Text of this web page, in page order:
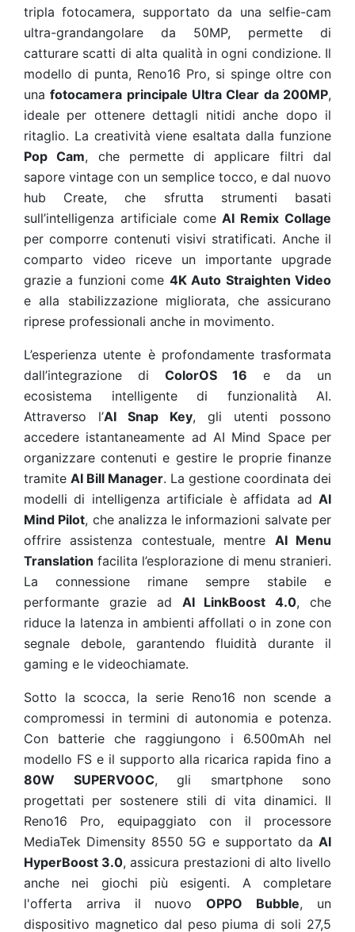
tripla fotocamera, supportato da una selfie-cam
ultra-grandangolare da 50MP, permette di
catturare scatti di alta qualità in ogni condizione. Il
modello di punta, Reno16 Pro, si spinge oltre con
unafotocamera principale Ultra Clear da 200MP,
ideale per ottenere dettagli nitidi anche dopo il
ritaglio. La creatività viene esaltata dalla funzione
Pop Cam, che permette di applicare filtri dal
sapore vintage con un semplice tocco, e dal nuovo
hub Create, che sfrutta strumenti basati
sull’intelligenza artificiale comeAI Remix Collage
per comporre contenuti visivi stratificati. Anche il
comparto video riceve un importante upgrade
grazie a funzioni come 4K Auto Straighten Video
e alla stabilizzazione migliorata, che assicurano
riprese professionali anche in movimento.
L’esperienza utente è profondamente trasformata
dall’integrazione di ColorOS 16 e da un
ecosistema intelligente di funzionalità AI.
Attraverso l’AI Snap Key, gli utenti possono
accedere istantaneamente ad AI Mind Space per
organizzare contenuti e gestire le proprie finanze
tramite AI Bill Manager. La gestione coordinata dei
modelli di intelligenza artificiale è affidata ad AI
Mind Pilot, che analizza le informazioni salvate per
offrire assistenza contestuale, mentre AI Menu
Translation facilita l’esplorazione di menu stranieri.
La connessione rimane sempre stabile e
performante grazie ad AI LinkBoost 4.0, che
riduce la latenza in ambienti affollati o in zone con
segnale debole, garantendo fluidità durante il
gaming e le videochiamate.
Sotto la scocca, la serie Reno16 non scende a
compromessi in termini di autonomia e potenza.
Con batterie che raggiungono i 6.500mAh nel
modello FS e il supporto alla ricarica rapida fino a
80W SUPERVOOC, gli smartphone sono
progettati per sostenere stili di vita dinamici. Il
Reno16 Pro, equipaggiato con il processore
MediaTek Dimensity 8550 5G e supportato da AI
HyperBoost 3.0, assicura prestazioni di alto livello
anche nei giochi più esigenti. A completare
l'offerta arriva il nuovoOPPO Bubble, un
dispositivo magnetico dal peso piuma di soli 27,5